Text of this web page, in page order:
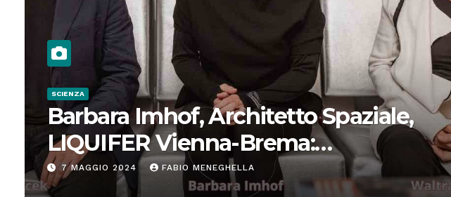
SCIENZA
Barbara Imhof, Architetto Spaziale,
LIQUIFER Vienna-Brema:
“Progettiamo habitat per lo Spazio”
7 MAGGIO 2024 FABIO MENEGHELLA